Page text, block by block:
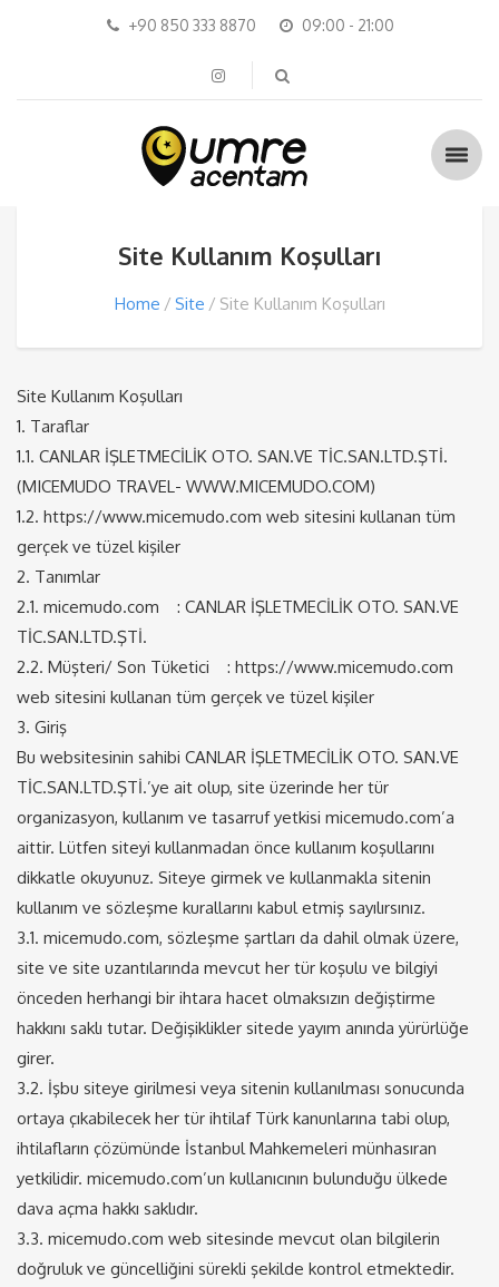
+90 850 333 8870 09:00 - 21:00
Site Kullanım Koşulları
Home Site Site Kullanım Koşulları
Site Kullanım Koşulları
1. Taraflar
1.1. CANLAR İŞLETMECİLİK OTO. SAN.VE TİC.SAN.LTD.ŞTİ.
(MICEMUDO TRAVEL- WWW.MICEMUDO.COM)
1.2. https://www.micemudo.com web sitesini kullanan tüm
gerçek ve tüzel kişiler
2. Tanımlar
2.1. micemudo.com : CANLAR İŞLETMECİLİK OTO. SAN.VE
TİC.SAN.LTD.ŞTİ.
2.2. Müşteri/ Son Tüketici : https://www.micemudo.com
web sitesini kullanan tüm gerçek ve tüzel kişiler
3. Giriş
Bu websitesinin sahibi CANLAR İŞLETMECİLİK OTO. SAN.VE
TİC.SAN.LTD.ŞTİ.’ye ait olup, site üzerinde her tür
organizasyon, kullanım ve tasarruf yetkisi micemudo.com’a
aittir. Lütfen siteyi kullanmadan önce kullanım koşullarını
dikkatle okuyunuz. Siteye girmek ve kullanmakla sitenin
kullanım ve sözleşme kurallarını kabul etmiş sayılırsınız.
3.1. micemudo.com, sözleşme şartları da dahil olmak üzere,
site ve site uzantılarında mevcut her tür koşulu ve bilgiyi
önceden herhangi bir ihtara hacet olmaksızın değiştirme
hakkını saklı tutar. Değişiklikler sitede yayım anında yürürlüğe
girer.
3.2. İşbu siteye girilmesi veya sitenin kullanılması sonucunda
ortaya çıkabilecek her tür ihtilaf Türk kanunlarına tabi olup,
ihtilafların çözümünde İstanbul Mahkemeleri münhasıran
yetkilidir. micemudo.com’un kullanıcının bulunduğu ülkede
dava açma hakkı saklıdır.
3.3. micemudo.com web sitesinde mevcut olan bilgilerin
doğruluk ve güncelliğini sürekli şekilde kontrol etmektedir.